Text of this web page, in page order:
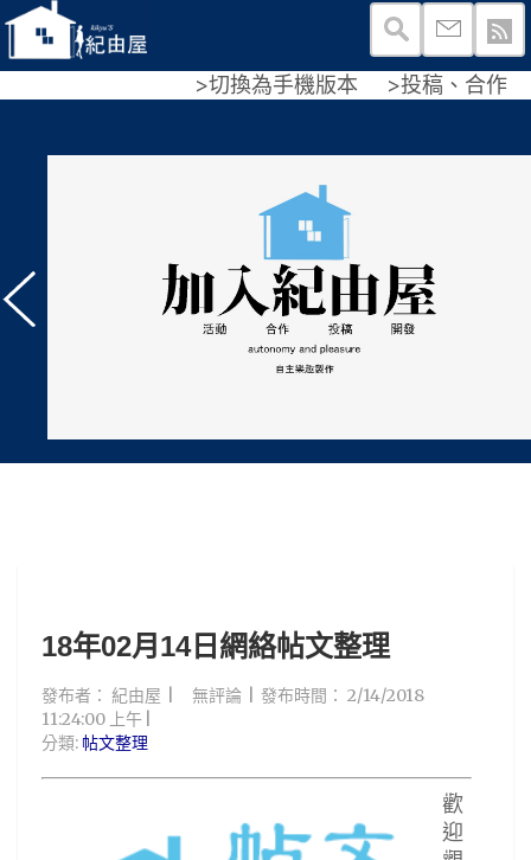
>切換為手機版本 >投稿、合作
18年02月14日網絡帖文整理
發布者： 紀由屋 無評論 發布時間： 2/14/2018
11:24:00 上午
分類: 帖文整理
歡
迎